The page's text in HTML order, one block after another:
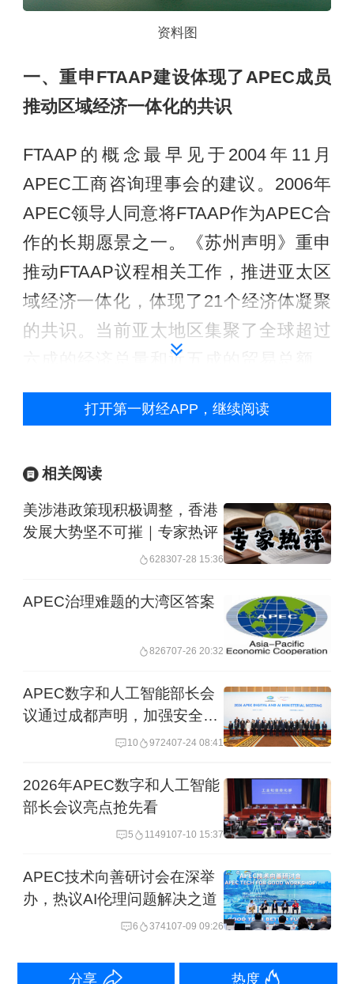
资料图
一、重申FTAAP建设体现了APEC成员
推动区域经济一体化的共识
FTAAP的概念最早见于2004年11月
APEC工商咨询理事会的建议。2006年
APEC领导人同意将FTAAP作为APEC合
作的长期愿景之一。《苏州声明》重申
推动FTAAP议程相关工作，推进亚太区
域经济一体化，体现了21个经济体凝聚
的共识。当前亚太地区集聚了全球超过
六成的经济总量和近五成的贸易总额。
区域内既有发达经济体，也有大量发展
中经济体，同时并存区域全面经济伙伴
平洋伙伴关系协定（CPTPP）等多个大
型自贸协定，各类双边自贸协定交错叠
加。美国布兰迪斯大学教授Peter Petri和
约翰霍普金斯大学教授Michael Plummer
在2013年的研究中认为，相对当时谈判
中的RCEP（当时有16国谈判，后印度
退出）和TPP（CPTPP的前身，包括美
国与CPTPP创始11国），FTAAP将给区
域各经济体带来更大的收益。
际贸易秩序，国际经贸形势复杂严峻。
在此背景下，全体APEC成员在苏州共
于推动区域经济一体化，是存在起码共
识的。摒弃零和博弈思维，平等对话协
商，推动区域经贸合作，符合APEC所
有成员的共同利益。
打开第一财经APP，继续阅读
相关阅读
美涉港政策现积极调整，香港
发展大势坚不可摧｜专家热评
628307-28 15:36
APEC治理难题的大湾区答案
826707-26 20:32
APEC数字和人工智能部长会
议通过成都声明，加强安全治
10 972407-24 08:41
2026年APEC数字和人工智能
部长会议亮点抢先看
5 1149107-10 15:37
APEC技术向善研讨会在深举
办，热议AI伦理问题解决之道
6 374107-09 09:26
分享 热度